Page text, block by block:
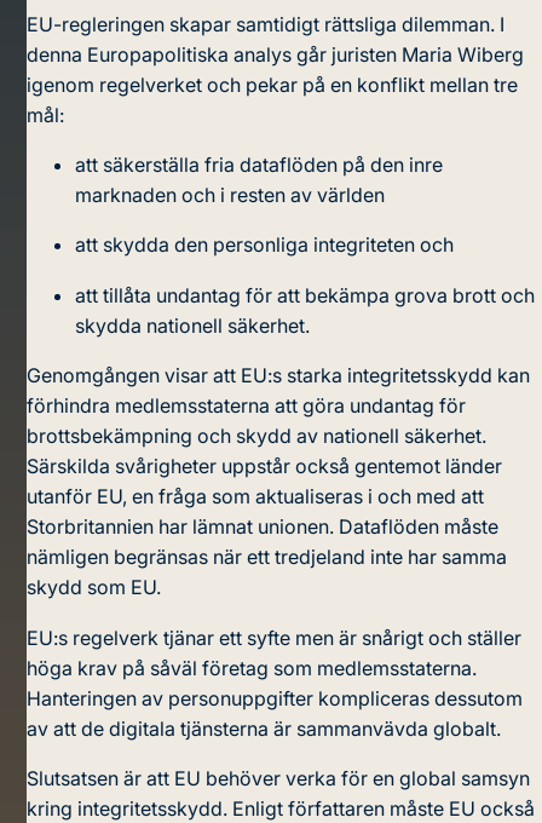
EU-regleringen skapar samtidigt rättsliga dilemman. I
denna Europapolitiska analys går juristen Maria Wiberg
igenom regelverket och pekar på en konflikt mellan tre
mål:
att säkerställa fria dataflöden på den inre
marknaden och i resten av världen
att skydda den personliga integriteten och
att tillåta undantag för att bekämpa grova brott och
skydda nationell säkerhet.
Genomgången visar att EU:s starka integritetsskydd kan
förhindra medlemsstaterna att göra undantag för
brottsbekämpning och skydd av nationell säkerhet.
Särskilda svårigheter uppstår också gentemot länder
utanför EU, en fråga som aktualiseras i och med att
Storbritannien har lämnat unionen. Dataflöden måste
nämligen begränsas när ett tredjeland inte har samma
skydd som EU.
EU:s regelverk tjänar ett syfte men är snårigt och ställer
höga krav på såväl företag som medlemsstaterna.
Hanteringen av personuppgifter kompliceras dessutom
av att de digitala tjänsterna är sammanvävda globalt.
Slutsatsen är att EU behöver verka för en global samsyn
kring integritetsskydd. Enligt författaren måste EU också